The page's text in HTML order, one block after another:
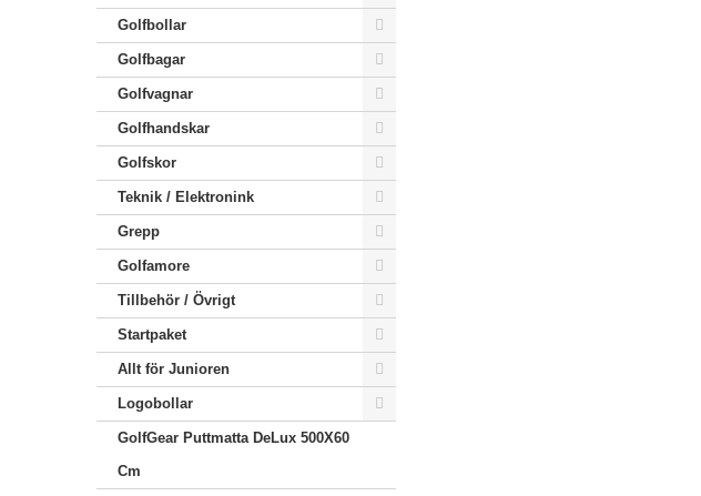
Golfbollar
Golfbagar
Golfvagnar
Golfhandskar
Golfskor
Teknik / Elektronink
Grepp
Golfamore
Tillbehör / Övrigt
Startpaket
Allt för Junioren
Logobollar
GolfGear Puttmatta DeLux 500X60
Cm